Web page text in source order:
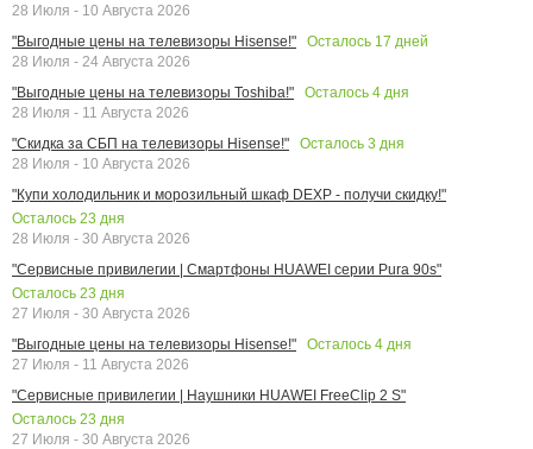
28 Июля - 10 Августа 2026
"Выгодные цены на телевизоры Hisense!"
Осталось 17 дней
28 Июля - 24 Августа 2026
"Выгодные цены на телевизоры Toshiba!"
Осталось 4 дня
28 Июля - 11 Августа 2026
"Скидка за СБП на телевизоры Hisense!"
Осталось 3 дня
28 Июля - 10 Августа 2026
"Купи холодильник и морозильный шкаф DEXP - получи скидку!"
Осталось 23 дня
28 Июля - 30 Августа 2026
"Сервисные привилегии | Смартфоны HUAWEI серии Pura 90s"
Осталось 23 дня
27 Июля - 30 Августа 2026
"Выгодные цены на телевизоры Hisense!"
Осталось 4 дня
27 Июля - 11 Августа 2026
"Сервисные привилегии | Наушники HUAWEI FreeClip 2 S"
Осталось 23 дня
27 Июля - 30 Августа 2026